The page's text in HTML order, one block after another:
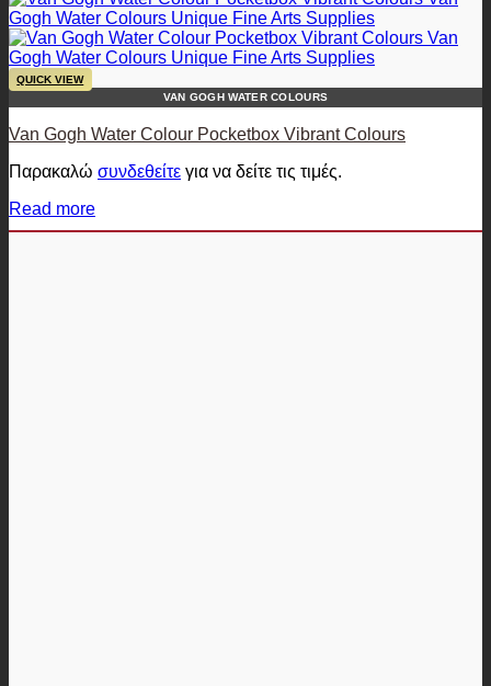
QUICK VIEW
VAN GOGH WATER COLOURS
Van Gogh Water Colour Pocketbox Vibrant Colours
Παρακαλώ συνδεθείτε για να δείτε τις τιμές.
Read more